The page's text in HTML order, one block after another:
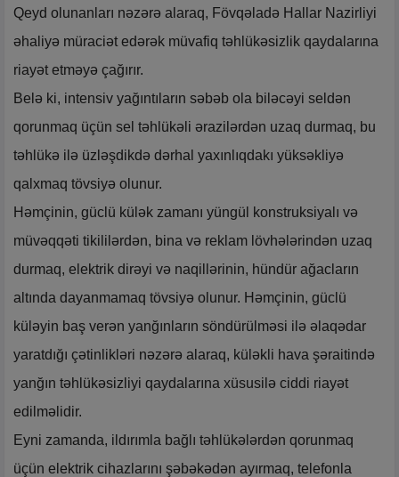
Qeyd olunanları nəzərə alaraq, Fövqəladə Hallar Nazirliyi
əhaliyə müraciət edərək müvafiq təhlükəsizlik qaydalarına
riayət etməyə çağırır.
Belə ki, intensiv yağıntıların səbəb ola biləcəyi seldən
qorunmaq üçün sel təhlükəli ərazilərdən uzaq durmaq, bu
təhlükə ilə üzləşdikdə dərhal yaxınlıqdakı yüksəkliyə
qalxmaq tövsiyə olunur.
Həmçinin, güclü külək zamanı yüngül konstruksiyalı və
müvəqqəti tikililərdən, bina və reklam lövhələrindən uzaq
durmaq, elektrik dirəyi və naqillərinin, hündür ağacların
altında dayanmamaq tövsiyə olunur. Həmçinin, güclü
küləyin baş verən yanğınların söndürülməsi ilə əlaqədar
yaratdığı çətinlikləri nəzərə alaraq, küləkli hava şəraitində
yanğın təhlükəsizliyi qaydalarına xüsusilə ciddi riayət
edilməlidir.
Eyni zamanda, ildırımla bağlı təhlükələrdən qorunmaq
üçün elektrik cihazlarını şəbəkədən ayırmaq, telefonla